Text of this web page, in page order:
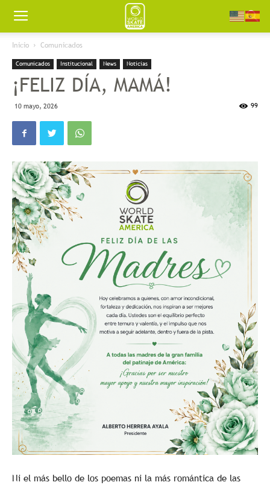
Worldskate
America
Inicio Comunicados
Comunicados Institucional News Noticias
¡FELIZ DÍA, MAMÁ!
10 mayo, 2026 99
Ni el más bello de los poemas ni la más romántica de las